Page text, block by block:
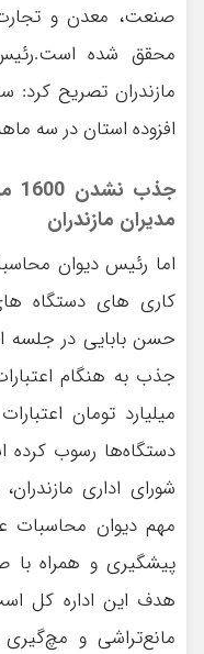
محقق شده
افزوده استان در سه
مدیران مازندران
اما رئیس دیوان
کاری های دستگاه
حسن بابایی در جلسه
میلیارد تومان
دستگاه‌ها رسوب
شورای اداری
مهم دیوان محاسبات
پیشگیری و همراه با
هدف این اداره کل
مانع‌تراشی و مچ‌گیری